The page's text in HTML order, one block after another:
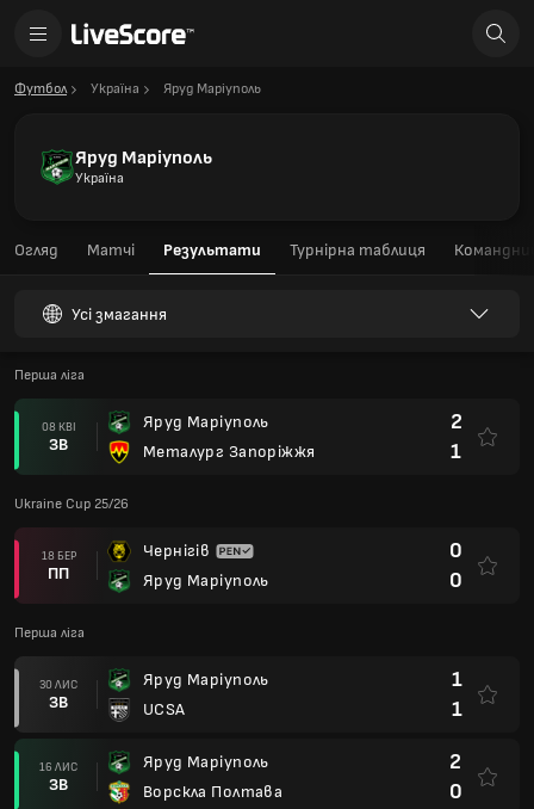
Футбол Україна Яруд Маріуполь
Яруд Маріуполь
Україна
Огляд Матчі Результати Турнірна таблиця
Усі змагання
Перша ліга
08 КВІ
ЗВ
Яруд Маріуполь
Металург Запоріжжя
2
1
Ukraine Cup 25/26
18 БЕР
ПП
Чернігів
Яруд Маріуполь
0
0
Перша ліга
30 ЛИС
ЗВ
Яруд Маріуполь
UCSA
1
1
16 ЛИС
ЗВ
Яруд Маріуполь
Ворскла Полтава
2
0